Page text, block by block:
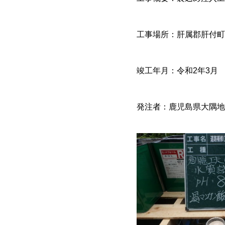
工事場所：肝属郡肝付町
竣工年月：令和2年3月
発注者：鹿児島県大隅